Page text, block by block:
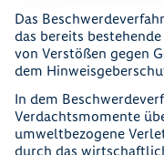
Das
das bereits
von Verstößen gegen
dem
In dem
Verdachtsmomente
umweltbezogene
durch das